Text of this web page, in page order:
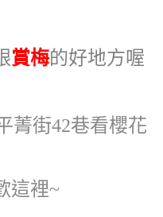
賞梅的好地方喔
菁街42巷看櫻花
這裡~